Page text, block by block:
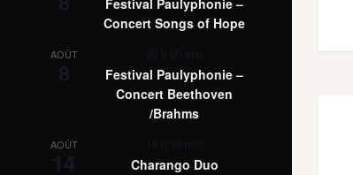
Festival Paulyphonie –
Concert Songs of Hope
AOÛT
8
20 h 00 min
Festival Paulyphonie –
Concert Beethoven
/Brahms
AOÛT
14
18 h 30 min
Charango Duo